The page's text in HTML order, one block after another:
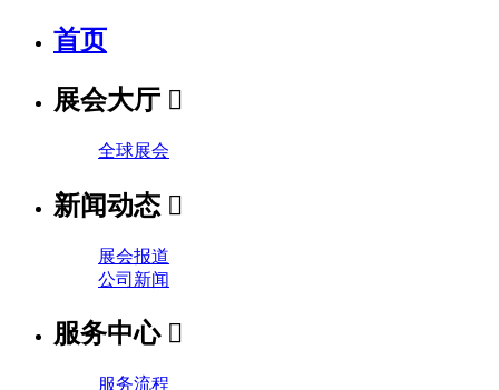
首页
展会大厅 
全球展会
新闻动态 
展会报道
公司新闻
服务中心 
服务流程